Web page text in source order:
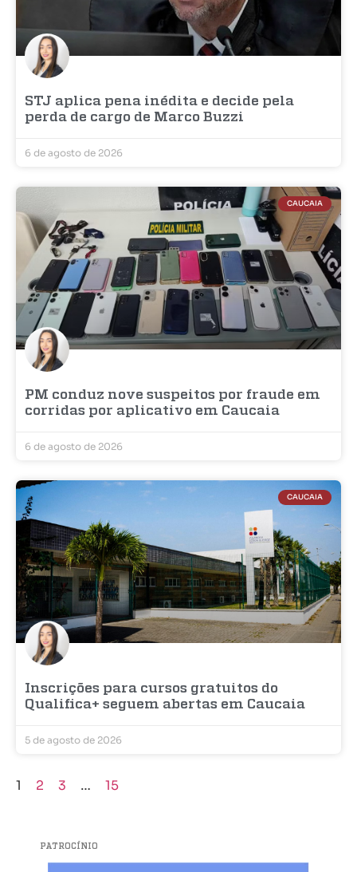
STJ aplica pena inédita e decide pela
perda de cargo de Marco Buzzi
6 de agosto de 2026
CAUCAIA
PM conduz nove suspeitos por fraude em
corridas por aplicativo em Caucaia
6 de agosto de 2026
CAUCAIA
Inscrições para cursos gratuitos do
Qualifica+ seguem abertas em Caucaia
5 de agosto de 2026
1 2 3 … 15
PATROCÍNIO